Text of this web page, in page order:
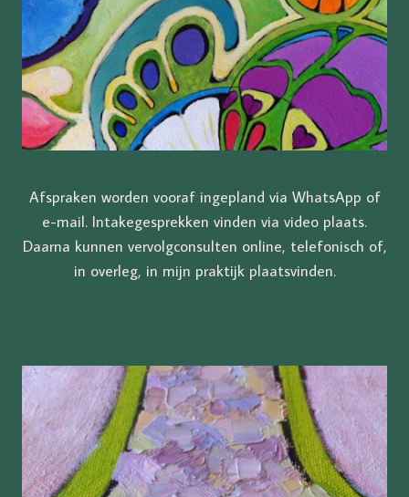
Afspraken worden vooraf ingepland via WhatsApp of
e-mail. Intakegesprekken vinden via video plaats.
Daarna kunnen vervolgconsulten online, telefonisch of,
in overleg, in mijn praktijk plaatsvinden.